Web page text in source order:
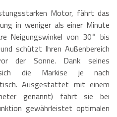
Motor, fährt das
in weniger als einer Minute
Neigungswinkel von 30° bis
schützt Ihren Außenbereich
der Sonne. Dank seines
die Markise je nach
Ausgestattet mit einem
genannt) fährt sie bei
gewährleistet optimalen